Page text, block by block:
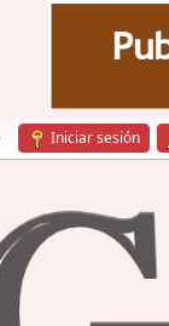
Iniciar sesión